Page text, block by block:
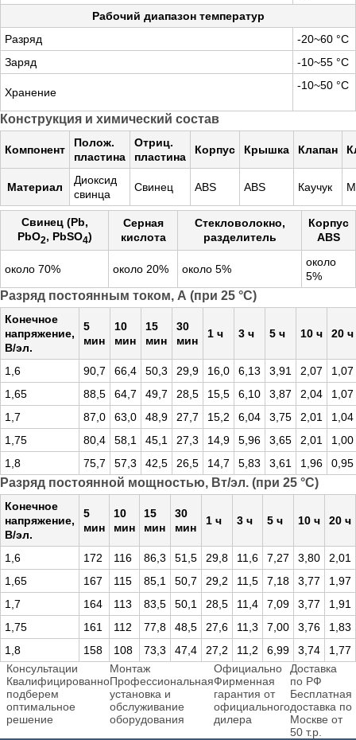
Рабочий диапазон температур
Разряд
-20~60 °С
Заряд
-10~55 °С
Хранение
-10~50 °С
Конструкция и химический состав
Компонент
Полож.
пластина
Отриц.
пластина
Корпус Крышка Клапан
Материал
Диоксид
свинца
Свинец ABS ABS Каучук
Свинец (Pb,
PbO2, PbSO4)
Серная
кислота
Стекловолокно,
разделитель
Корпус
ABS
около 70% около 20% около 5%
около
5%
Разряд постоянным током, А (при 25 °С)
Конечное
напряжение,
В/эл.
5
мин
10
мин
15
мин
30
мин
1 ч 3 ч 5 ч 10 ч 20 ч
1,6 90,7 66,4 50,3 29,9 16,0 6,13 3,91 2,07
1,07
1,65
88,5 64,7 49,7 28,5 15,5 6,10 3,87 2,04
1,07
1,7
87,0 63,0 48,9 27,7 15,2 6,04 3,75 2,01
1,04
1,75
80,4 58,1 45,1 27,3 14,9 5,96 3,65 2,01
1,00
1,8
75,7 57,3 42,5 26,5 14,7 5,83 3,61 1,96 0,95
Разряд постоянной мощностью, Вт/эл. (при 25 °С)
Конечное
напряжение,
В/эл.
5
мин
10
мин
15
мин
30
мин
1 ч 3 ч 5 ч 10 ч 20 ч
1,6 172 116 86,3 51,5 29,8 11,6 7,27 3,80
2,01
1,65
167 115 85,1 50,7 29,2 11,5 7,18 3,77
1,97
1,7
164 113 83,5 50,1 28,5 11,4 7,09 3,77
1,91
1,75
161 112 77,8 48,5 27,6 11,3 7,00 3,76
1,83
1,8
158 108 73,3 47,4 27,2 11,2 6,99 3,74
1,77
Консультации
Квалифицированно
подберем
оптимальное
решение
Монтаж
Профессиональная
установка и
обслуживание
оборудования
Официально
Фирменная
гарантия от
официального
дилера
Доставка
по РФ
Бесплатная
доставка по
Москве от
50 т.р.